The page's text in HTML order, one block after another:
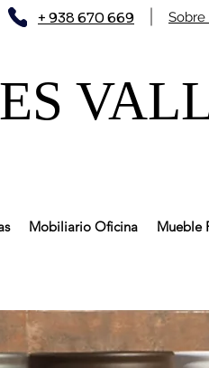
Sobre
+ 938 670 669
Mobiliario Oficina Mueble